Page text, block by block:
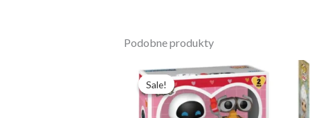
Podobne produkty
Sale!
Sale!
Pierwotna
cena
wynosiła:
457,59 zł.
Aktualna
cena
wynosi:
351,99 zł.